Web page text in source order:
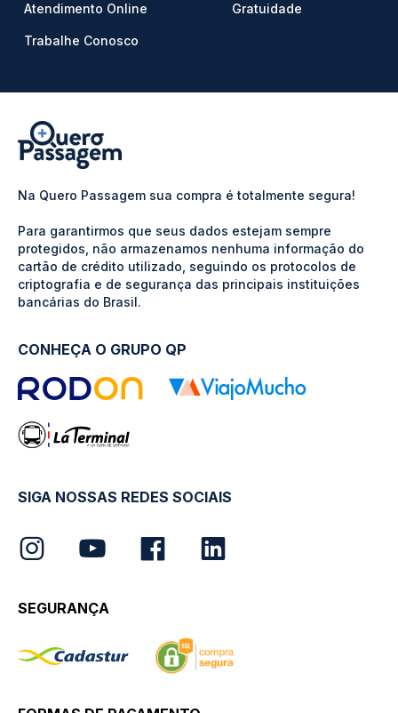
Atendimento Online
Trabalhe Conosco
Gratuidade
Na Quero Passagem sua compra é totalmente segura!
Para garantirmos que seus dados estejam sempre
protegidos, não armazenamos nenhuma informação do
cartão de crédito utilizado, seguindo os protocolos de
criptografia e de segurança das principais instituições
bancárias do Brasil.
CONHEÇA O GRUPO QP
SIGA NOSSAS REDES SOCIAIS
SEGURANÇA